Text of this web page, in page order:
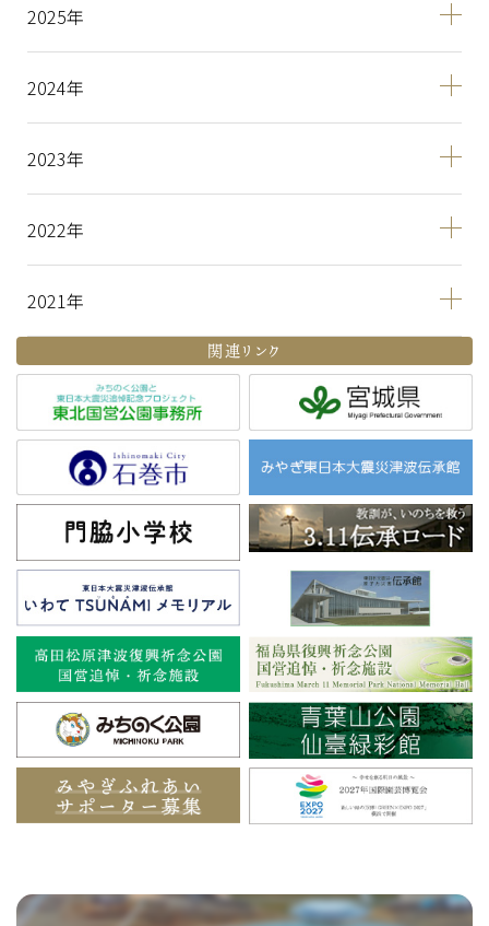
2025
2024
2023
2022
2021
関連リンク